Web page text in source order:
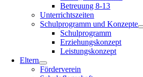
Betreuung 8-13
Unterrichtszeiten
Schulprogramm und Konzepte
Schulprogramm
Erziehungskonzept
Leistungskonzept
Eltern
Förderverein